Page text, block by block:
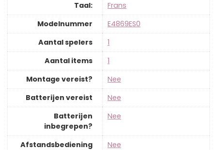
Taal:
‎Frans
Modelnummer
‎E4869ES0
Aantal spelers
‎1
Aantal items
‎1
Montage vereist?
‎Nee
Batterijen vereist
‎Nee
Batterijen
inbegrepen?
‎Nee
Afstandsbediening ‎Nee